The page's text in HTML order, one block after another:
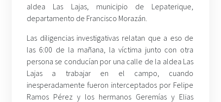
aldea Las Lajas, municipio de Lepaterique,
departamento de Francisco Morazán.
Las diligencias investigativas relatan que a eso de
las 6:00 de la mañana, la víctima junto con otra
persona se conducían por una calle de la aldea Las
Lajas a trabajar en el campo, cuando
inesperadamente fueron interceptados por Felipe
Ramos Pérez y los hermanos Geremías y Elias